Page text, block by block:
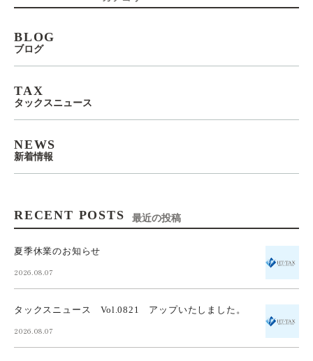
BLOG
ブログ
TAX
タックスニュース
NEWS
新着情報
RECENT POSTS 最近の投稿
夏季休業のお知らせ
2026.08.07
タックスニュース Vol.0821 アップいたしました。
2026.08.07